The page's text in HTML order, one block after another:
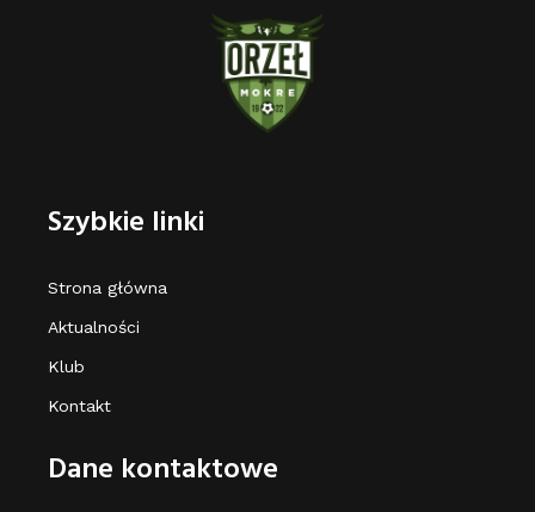
Szybkie linki
Strona główna
Aktualności
Klub
Kontakt
Dane kontaktowe